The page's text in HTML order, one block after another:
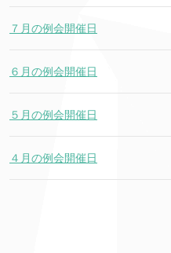
７月の例会開催日
６月の例会開催日
５月の例会開催日
４月の例会開催日